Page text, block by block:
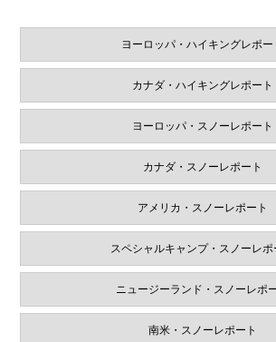
ヨーロッパ・ハイキングレポー
カナダ・ハイキングレポート
ヨーロッパ・スノーレポート
カナダ・スノーレポート
アメリカ・スノーレポート
スペシャルキャンプ・スノーレポ
ニュージーランド・スノーレポ
南米・スノーレポート